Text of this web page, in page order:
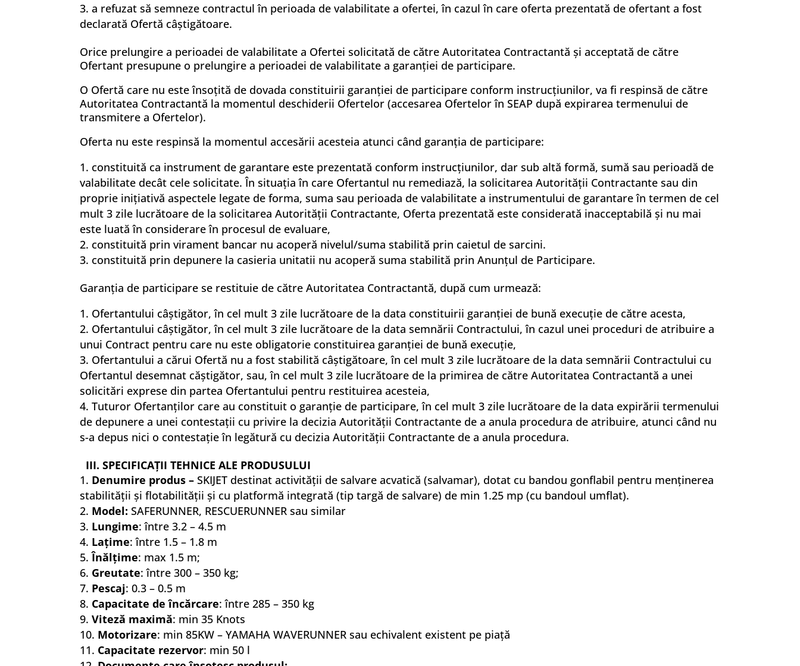
a refuzat să semneze contractul în perioada de valabilitate a ofertei, în cazul în care oferta prezentată de ofertant a fost
declarată Ofertă câștigătoare.
Orice prelungire a perioadei de valabilitate a Ofertei solicitată de către Autoritatea Contractantă și acceptată de către
Ofertant presupune o prelungire a perioadei de valabilitate a garanției de participare.
O Ofertă care nu este însoțită de dovada constituirii garanției de participare conform instrucțiunilor, va fi respinsă de către
Autoritatea Contractantă la momentul deschiderii Ofertelor (accesarea Ofertelor în SEAP după expirarea termenului de
transmitere a Ofertelor).
Oferta nu este respinsă la momentul accesării acesteia atunci când garanția de participare:
constituită ca instrument de garantare este prezentată conform instrucțiunilor, dar sub altă formă, sumă sau perioadă de
valabilitate decât cele solicitate. În situația în care Ofertantul nu remediază, la solicitarea Autorității Contractante sau din
proprie inițiativă aspectele legate de forma, suma sau perioada de valabilitate a instrumentului de garantare în termen de cel
mult 3 zile lucrătoare de la solicitarea Autorității Contractante, Oferta prezentată este considerată inacceptabilă și nu mai
este luată în considerare în procesul de evaluare,
constituită prin virament bancar nu acoperă nivelul/suma stabilită prin caietul de sarcini.
constituită prin depunere la casieria unitatii nu acoperă suma stabilită prin Anunțul de Participare.
Garanția de participare se restituie de către Autoritatea Contractantă, după cum urmează:
Ofertantului câștigător, în cel mult 3 zile lucrătoare de la data constituirii garanţiei de bună execuţie de către acesta,
Ofertantului câștigător, în cel mult 3 zile lucrătoare de la data semnării Contractului, în cazul unei proceduri de atribuire a
unui Contract pentru care nu este obligatorie constituirea garanţiei de bună execuţie,
Ofertantului a cărui Ofertă nu a fost stabilită câştigătoare, în cel mult 3 zile lucrătoare de la data semnării Contractului cu
Ofertantul desemnat căștigător, sau, în cel mult 3 zile lucrătoare de la primirea de către Autoritatea Contractantă a unei
solicitări exprese din partea Ofertantului pentru restituirea acesteia,
Tuturor Ofertanților care au constituit o garanție de participare, în cel mult 3 zile lucrătoare de la data expirării termenului
de depunere a unei contestaţii cu privire la decizia Autorității Contractante de a anula procedura de atribuire, atunci când nu
s-a depus nici o contestație în legătură cu decizia Autorității Contractante de a anula procedura.
III. SPECIFICAŢII TEHNICE ALE PRODUSULUI
Denumire produs –SKIJET destinat activităţii de salvare acvatică (salvamar), dotat cu bandou gonflabil pentru menţinerea
stabilităţii şi flotabilităţii şi cu platformă integrată (tip targă de salvare) de min 1.25 mp (cu bandoul umflat).
Model: SAFERUNNER, RESCUERUNNER sau similar
Lungime: între 3.2 – 4.5 m
Laţime: între 1.5 – 1.8 m
Înălţime: max 1.5 m;
Greutate: între 300 – 350 kg;
Pescaj: 0.3 – 0.5 m
Capacitate de încărcare: între 285 – 350 kg
Viteză maximă: min 35 Knots
Motorizare: min 85KW – YAMAHA WAVERUNNER sau echivalent existent pe piaţă
Capacitate rezervor: min 50 l